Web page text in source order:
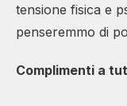
tensione fisica e
penseremmo di
Complimenti a